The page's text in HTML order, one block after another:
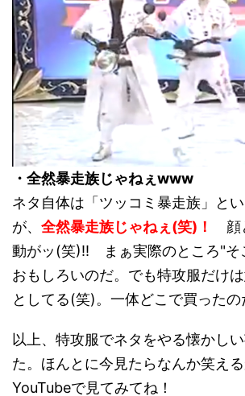
・全然暴走族じゃねぇwww
ネタ自体は「ツッコミ暴走族」と
が、 全然暴走族じゃねぇ(笑)！
顔
動がッ(笑)!! まぁ実際のところ"そ
おもしろいのだ。でも特攻服だけ
としてる(笑)。一体どこで買ったの
以上、特攻服でネタをやる懐かし
た。ほんとに今見たらなんか笑え
YouTubeで見てみてね！